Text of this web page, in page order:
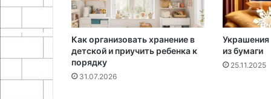
Как организовать хранение в
детской и приучить ребенка к
порядку
31.07.2026
Украшения
из бумаги
25.11.2025